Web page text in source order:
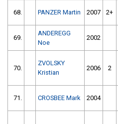
68. PANZER Martin 2007 2+
69.
ANDEREGG
Noe
2002
70.
ZVOLSKY
Kristian
2006 2
71. CROSBEE Mark 2004